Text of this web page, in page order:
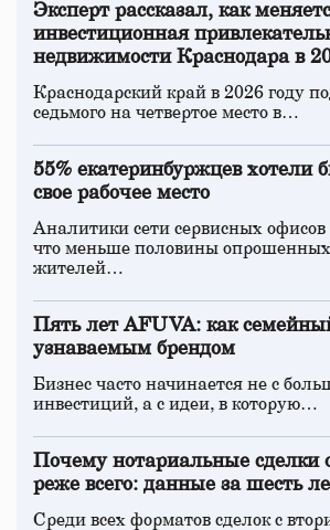
Эксперт рассказал, как
инвестиционная
недвижимости Краснодара в
Краснодарский край в 2026 году
седьмого на четвертое место в…
55% екатеринбуржцев хотели
свое рабочее место
Аналитики сети сервисных
что меньше половины
жителей…
Пять лет AFUVA: как
узнаваемым брендом
Бизнес часто начинается не с
инвестиций, а с идеи, в которую…
Почему нотариальные сделки
реже всего: данные за шесть
Среди всех форматов сделок с